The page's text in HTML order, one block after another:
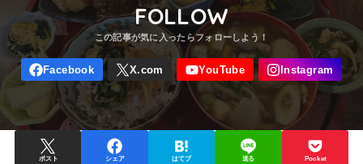
FOLLOW
ポスト シェア はてブ 送る Pocket